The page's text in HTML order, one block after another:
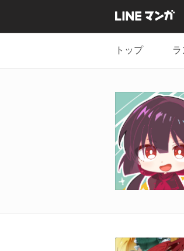
トップ ラ